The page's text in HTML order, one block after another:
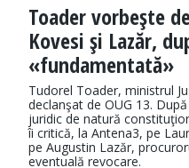
Toader vorbeşte
Kovesi şi Lazăr,
«fundamentată»
Tudorel Toader, ministrul
declanşat de OUG 13.
juridic de natură
îi critică, la Antena3, pe
pe Augustin Lazăr,
eventuală revocare.